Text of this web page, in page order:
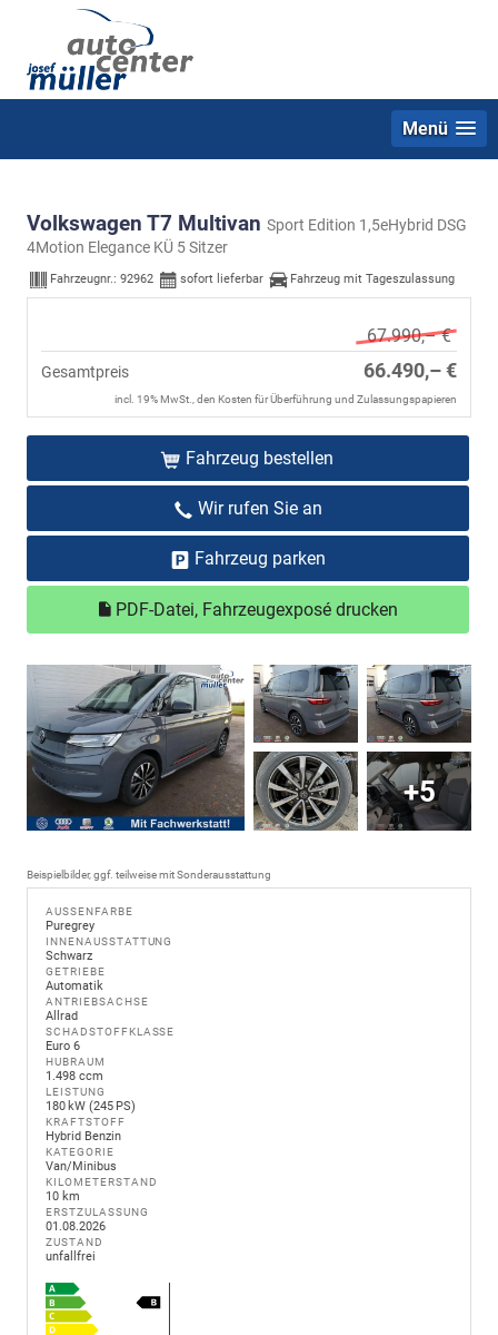
Menü
Volkswagen T7 Multivan Sport Edition 1,5eHybrid DSG
4Motion Elegance KÜ 5 Sitzer
Fahrzeugnr.: 92962 sofort lieferbar Fahrzeug mit Tageszulassung
67.990,– €
Gesamtpreis 66.490,– €
incl. 19% MwSt., den Kosten für Überführung und Zulassungspapieren
Fahrzeug bestellen
Wir rufen Sie an
Fahrzeug parken
PDF-Datei, Fahrzeugexposé drucken
+5
Beispielbilder, ggf. teilweise mit Sonderausstattung
AUSSENFARBE
Puregrey
INNENAUSSTATTUNG
Schwarz
GETRIEBE
Automatik
ANTRIEBSACHSE
Allrad
SCHADSTOFFKLASSE
Euro 6
HUBRAUM
1.498 ccm
LEISTUNG
180 kW (245 PS)
KRAFTSTOFF
Hybrid Benzin
KATEGORIE
Van/Minibus
KILOMETERSTAND
10 km
ERSTZULASSUNG
01.08.2026
ZUSTAND
unfallfrei